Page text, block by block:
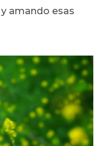
amando esas